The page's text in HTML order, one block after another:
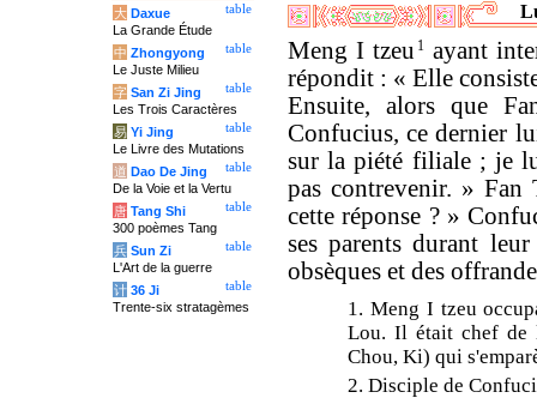
Meng I tzeu 1 ayant
répondit : « Elle
Ensuite, alors que
Confucius, ce dernier
sur la piété filiale ; je
pas contrevenir. »
cette réponse ? »
ses parents durant
obsèques et des
1. Meng I tzeu
Lou. Il était chef de
Chou, Ki) qui
2. Disciple de
table
大 Daxue
La Grande Étude
table
中 Zhongyong
Le Juste Milieu
table
字 San Zi Jing
Les Trois Caractères
table
易 Yi Jing
Le Livre des Mutations
table
道 Dao De Jing
De la Voie et la Vertu
table
唐 Tang Shi
300 poèmes Tang
table
兵 Sun Zi
L'Art de la guerre
table
计 36 Ji
Trente-six stratagèmes